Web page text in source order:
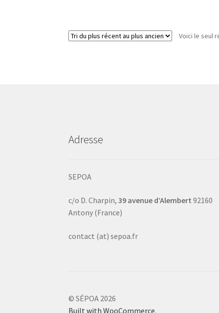
Voici le seul
Adresse
SEPOA
c/o D. Charpin,39 avenue d’Alembert 92160
Antony (France)
contact (at) sepoa.fr
© SÉPOA 2026
Built with WooCommerce.